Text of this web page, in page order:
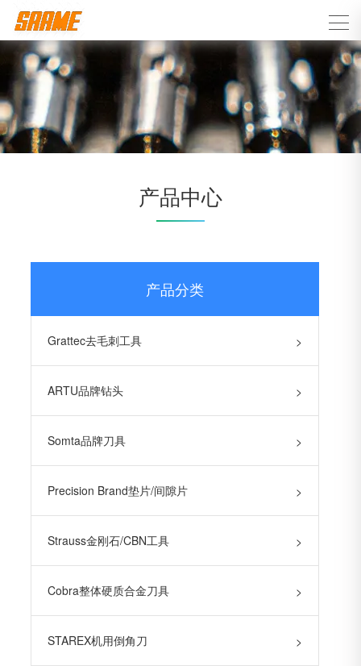
产品中心
产品分类
Grattec去毛刺工具 >
ARTU品牌钻头 >
Somta品牌刀具 >
Precision Brand垫片/间隙片 >
Strauss金刚石/CBN工具 >
Cobra整体硬质合金刀具 >
STAREX机用倒角刀 >